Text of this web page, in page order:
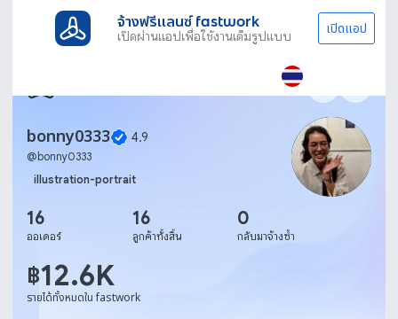
จ้างฟรีแลนซ์ fastwork
เปิดผ่านแอปเพื่อใช้งานเต็มรูปแบบ เปิดแอป
bonny0333 4.9
@ bonny0333
illustration-portrait
16
ออเดอร์
16
ลูกค้าทั้งสิ้น
0
กลับมาจ้างซ้ำ
฿12.6K
รายได้ทั้งหมดใน fastwork